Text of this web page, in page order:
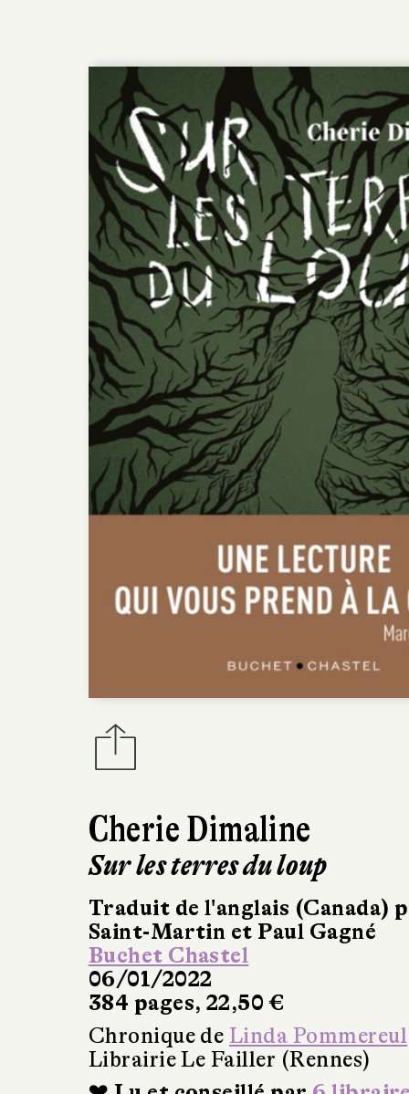
Cherie Dimaline
Sur les terres du loup
Traduit de l'anglais (Canada)
Saint-Martin et Paul Gagné
Buchet Chastel
06/01/2022
384 pages, 22,50 €
Chronique de Linda Pommereul
Librairie Le Failler (Rennes)